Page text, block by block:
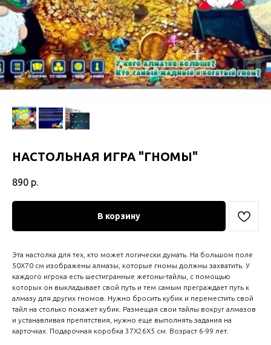
НАСТОЛЬНАЯ ИГРА "ГНОМЫ"
890 р.
В корзину
Эта настолка для тех, кто может логически думать. На большом поле
50Х70 см изображены алмазы, которые гномы должны захватить. У
каждого игрока есть шестигранные жетоны-тайлы, с помощью
которых он выкладывает свой путь и тем самым преграждает путь к
алмазу для других гномов. Нужно бросить кубик и переместить свой
тайл на столько покажет кубик. Размещая свои тайлы вокруг алмазов
и устанавливая препятствия, нужно еще выполнять задания на
карточках. Подарочная коробка 37Х26Х5 см. Возраст 6-99 лет.